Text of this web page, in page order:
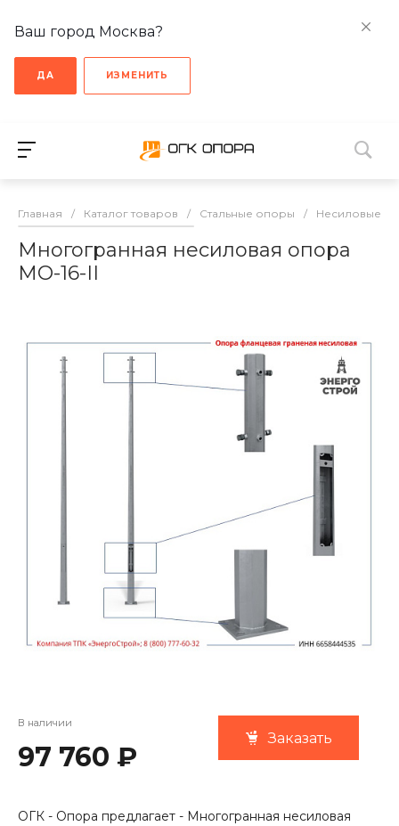
Ваш город Москва?
ДА ИЗМЕНИТЬ
Главная / Каталог товаров / Стальные опоры / Несиловые
Многогранная несиловая опора
МО-16-II
В наличии
97 760 ₽
Заказать
ОГК - Опора предлагает - Многогранная несиловая